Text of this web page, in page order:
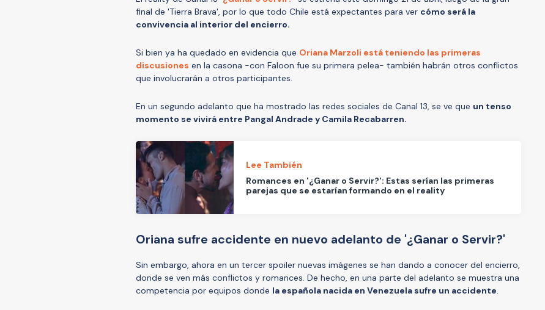
final de 'Tierra Brava', por lo que todo Chile está expectantes para ver cómo será la
convivencia al interior del encierro.
Si bien ya ha quedado en evidencia que Oriana Marzoli está teniendo las primeras
discusiones en la casona -con Faloon fue su primera pelea- también habrán otros conflictos
que involucrarán a otros participantes.
En un segundo adelanto que ha mostrado las redes sociales de Canal 13, se ve que un tenso
momento se vivirá entre Pangal Andrade y Camila Recabarren.
Lee También
Romances en '¿Ganar o Servir?': Estas serían las primeras
parejas que se estarían formando en el reality
Oriana sufre accidente en nuevo adelanto de '¿Ganar o Servir?'
Sin embargo, ahora en un tercer spoiler nuevas imágenes se han dando a conocer del encierro,
donde se ven más conflictos y romances. De hecho, en una parte del adelanto se muestra una
competencia por equipos donde la española nacida en Venezuela sufre un accidente.